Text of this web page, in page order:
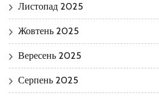
Листопад 2025
Жовтень 2025
Вересень 2025
Серпень 2025